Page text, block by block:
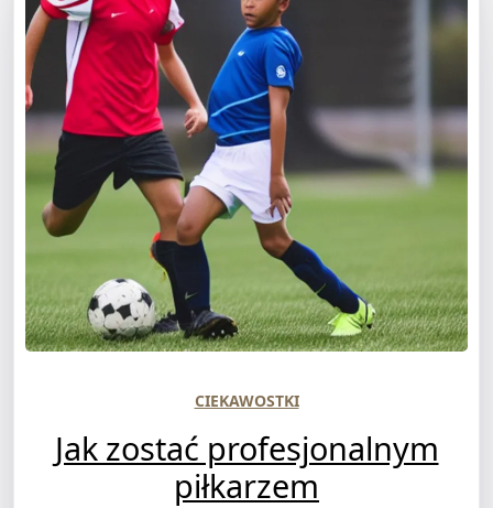
CIEKAWOSTKI
Jak zostać profesjonalnym
piłkarzem